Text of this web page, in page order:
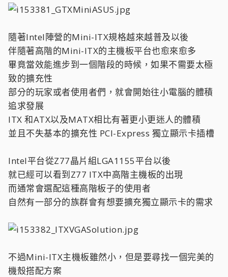
隨著Intel陣營的Mini-ITX規格越來越普及以後
伴隨著高階的Mini-ITX的主機板平台也愈來愈多
畢竟當效能進步到一個階段的時候，如果不需要太極
致的擴充性
部分的玩家或者使用者們，就會開始往小電腦的體積
追求發展
ITX 和ATX以及MATX相比有著更小更迷人的體積
並且不失基本的擴充性 PCI-Express 獨立顯示卡插槽
Intel平台從Z77晶片組LGA1155平台以後
就已經可以看到Z77 ITX中高階主機板的出現
而通常會選配這種高階板子的使用者
自然有一部分的族群會有想要擴充獨立顯示卡的需求
不過Mini-ITX主機板雖然小，但是要尋找一個完美的
機殼搭配方案